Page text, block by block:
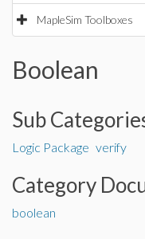
MapleSim Toolboxes
Boolean
Sub
Logic Package verify
Category
boolean